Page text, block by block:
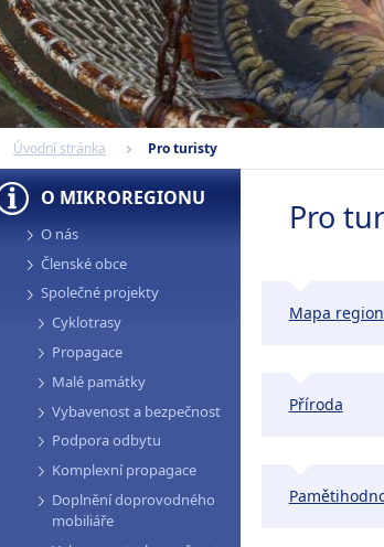
Úvodní stránka Pro turisty
O MIKROREGIONU
O nás
Členské obce
Společné projekty
Cyklotrasy
Propagace
Malé památky
Vybavenost a bezpečnost
Podpora odbytu
Komplexní propagace
Doplnění doprovodného
mobiliáře
Pro
Mapa
Příroda